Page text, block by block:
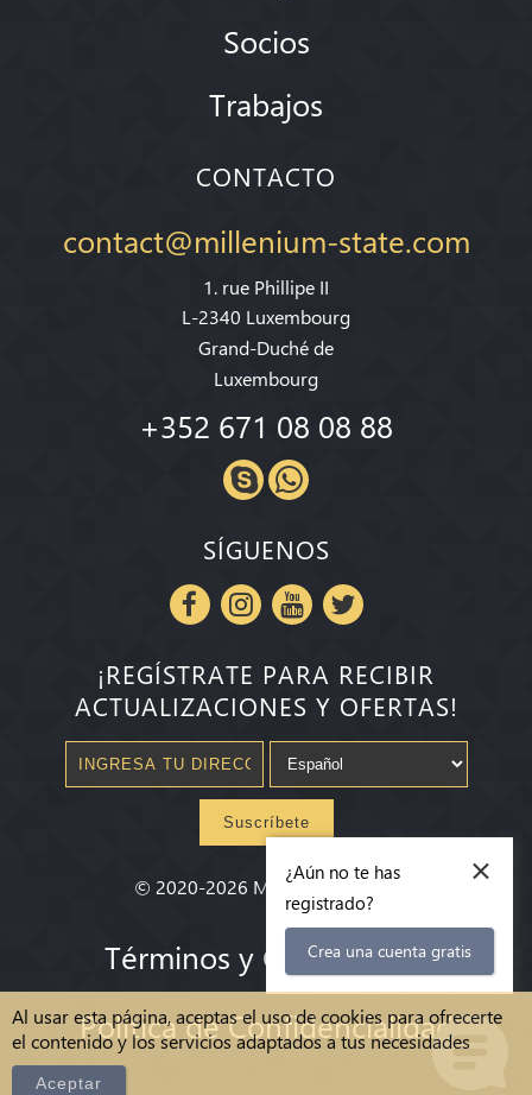
Al usar esta página, aceptas el uso de cookies para ofrecerte
el contenido y los servicios adaptados a tus necesidades
Aceptar
Socios
Trabajos
CONTACTO
contact@millenium-state.com
1. rue Phillipe II
L-2340 Luxembourg
Grand-Duché de
Luxembourg
+352 671 08 08 88
SÍGUENOS
¡REGÍSTRATE PARA RECIBIR
ACTUALIZACIONES Y OFERTAS!
Suscríbete
© 2020-2026 Millenium State®
Términos y Condiciones
Política de Confidencialidad
×
¿Aún no te has
registrado?
Crea una cuenta gratis